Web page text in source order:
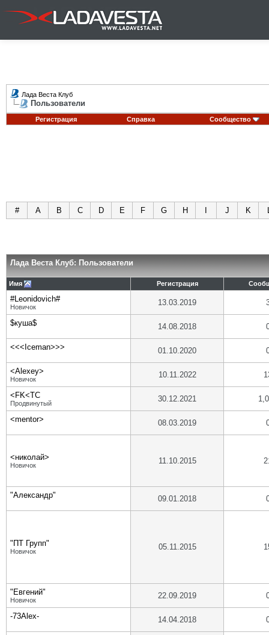
Лада Веста Клуб
Пользователи
Регистрация Справка Сообщество
# A B C D E F G H J K
Лада Веста Клуб: Пользователи
Имя Регистрация
#Leonidovich#
Новичок 13.03.2019
$куша$ 14.08.2018
<<<Iceman>>> 01.10.2020
<Alexey>
Новичок 10.11.2022
<FK<TC
Продвинутый 30.12.2021
<mentor> 08.03.2019
<николай>
Новичок 11.10.2015
"Александр" 09.01.2018
"ПТ Групп"
Новичок 05.11.2015
"Евгений"
Новичок 22.09.2019
-73Alex- 14.04.2018